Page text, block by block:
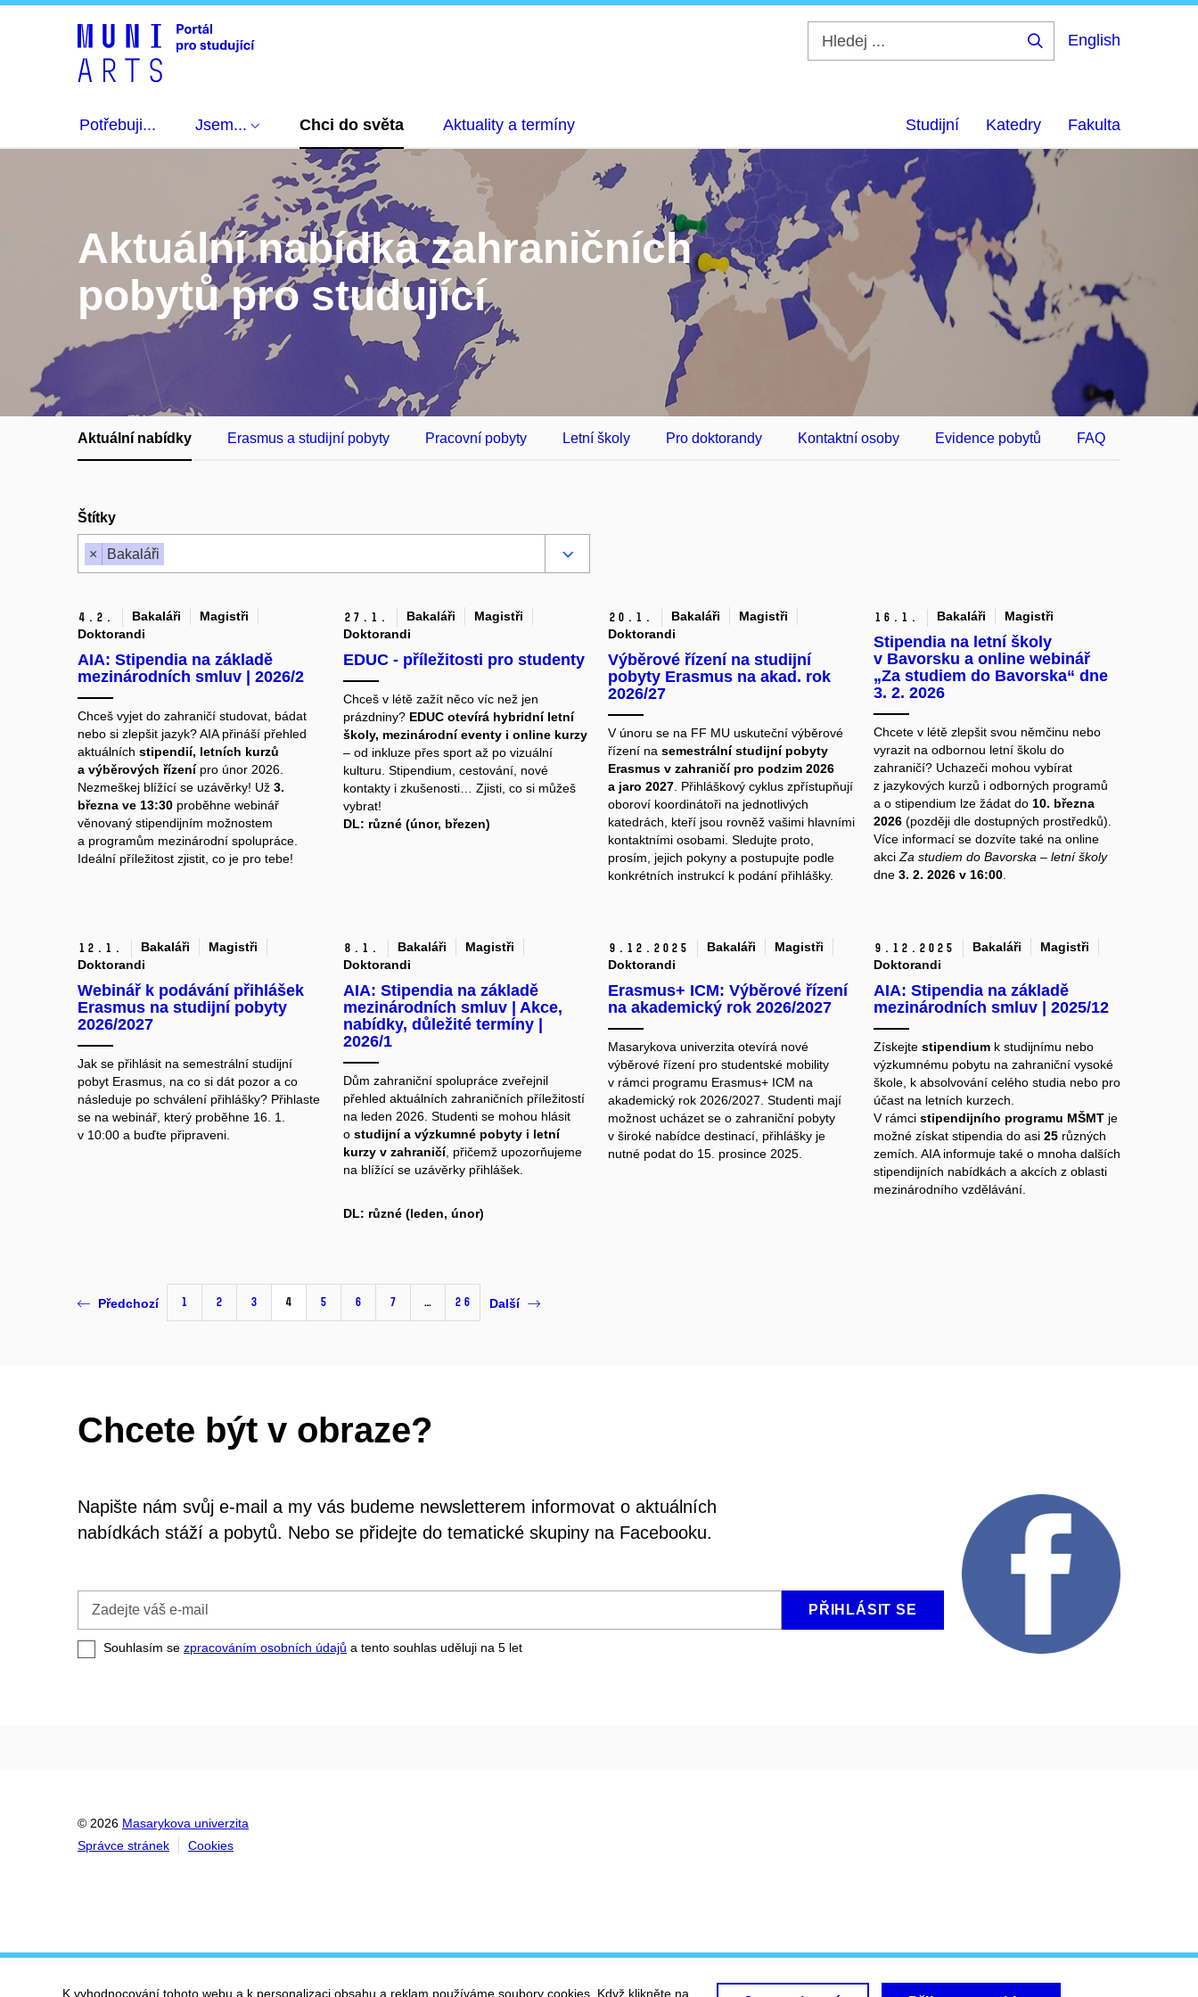
English
Potřebuji... Jsem... Chci do světa Aktuality a termíny Studijní Katedry Fakulta
Aktuální nabídka zahraničních
pobytů pro studující
Aktuální nabídky Erasmus a studijní pobyty Pracovní pobyty Letní školy Pro doktorandy Kontaktní osoby Evidence pobytů FAQ
Štítky
× Bakaláři
4. 2. Bakaláři
Magistři
Doktorandi
AIA: Stipendia na základě
mezinárodních smluv | 2026/2
Chceš vyjet do zahraničí studovat, bádat
nebo si zlepšit jazyk? AIA přináší přehled
aktuálních stipendií, letních kurzů
a výběrových řízenípro únor 2026.
Nezmeškej blížící se uzávěrky! Už 3.
března ve 13:30 proběhne webinář
věnovaný stipendijním možnostem
a programům mezinárodní spolupráce.
Ideální příležitost zjistit, co je pro tebe!
27. 1. Bakaláři
Magistři
Doktorandi
EDUC - příležitosti pro studenty
Chceš v létě zažít něco víc než jen
prázdniny? EDUC otevírá hybridní letní
školy, mezinárodní eventy i online kurzy
– od inkluze přes sport až po vizuální
kulturu. Stipendium, cestování, nové
kontakty i zkušenosti… Zjisti, co si můžeš
vybrat!
DL: různé (únor, březen)
20. 1. Bakaláři
Magistři
Doktorandi
Výběrové řízení na studijní
pobyty Erasmus na akad. rok
2026/27
V únoru se na FF MU uskuteční výběrové
řízení na semestrální studijní pobyty
Erasmus v zahraničí pro podzim 2026
a jaro 2027 . Přihláškový cyklus zpřístupňují
oboroví koordinátoři na jednotlivých
katedrách, kteří jsou rovněž vašimi hlavními
kontaktními osobami. Sledujte proto,
prosím, jejich pokyny a postupujte podle
konkrétních instrukcí k podání přihlášky.
16. 1. Bakaláři Magistři
Stipendia na letní školy
v Bavorsku a online webinář
„Za studiem do Bavorska“ dne
3. 2. 2026
Chcete v létě zlepšit svou němčinu nebo
vyrazit na odbornou letní školu do
zahraničí? Uchazeči mohou vybírat
z jazykových kurzů i odborných programů
a o stipendium lze žádat do 10. března
2026(později dle dostupných prostředků).
Více informací se dozvíte také na online
akci Za studiem do Bavorska – letní školy
dne 3. 2. 2026 v 16:00.
12. 1. Bakaláři
Magistři
Doktorandi
Webinář k podávání přihlášek
Erasmus na studijní pobyty
2026/2027
Jak se přihlásit na semestrální studijní
pobyt Erasmus, na co si dát pozor a co
následuje po schválení přihlášky? Přihlaste
se na webinář, který proběhne 16. 1.
v 10:00 a buďte připraveni.
8. 1. Bakaláři
Magistři
Doktorandi
AIA: Stipendia na základě
mezinárodních smluv | Akce,
nabídky, důležité termíny |
2026/1
Dům zahraniční spolupráce zveřejnil
přehled aktuálních zahraničních příležitostí
na leden 2026. Studenti se mohou hlásit
o studijní a výzkumné pobyty i letní
kurzy v zahraničí, přičemž upozorňujeme
na blížící se uzávěrky přihlášek.
DL: různé (leden, únor)
9. 12. 2025 Bakaláři
Magistři
Doktorandi
Erasmus+ ICM: Výběrové řízení
na akademický rok 2026/2027
Masarykova univerzita otevírá nové
výběrové řízení pro studentské mobility
v rámci programu Erasmus+ ICM na
akademický rok 2026/2027. Studenti mají
možnost ucházet se o zahraniční pobyty
v široké nabídce destinací, přihlášky je
nutné podat do 15. prosince 2025.
9. 12. 2025 Bakaláři
Magistři
Doktorandi
AIA: Stipendia na základě
mezinárodních smluv | 2025/12
Získejte stipendiumk studijnímu nebo
výzkumnému pobytu na zahraniční vysoké
škole, k absolvování celého studia nebo pro
účast na letních kurzech.
V rámci stipendijního programu MŠMTje
možné získat stipendia do asi 25různých
zemích. AIA informuje také o mnoha dalších
stipendijních nabídkách a akcích z oblasti
mezinárodního vzdělávání.
Předchozí 1 2 3 4 5 6 7 … 26 Další
Chcete být v obraze?
Napište nám svůj e-mail a my vás budeme newsletterem informovat o aktuálních
nabídkách stáží a pobytů. Nebo se přidejte do tematické skupiny na Facebooku.
Zadejte
e-
mail
PŘIHLÁSIT SE
Souhlasím se zpracováním osobních údajů a tento souhlas uděluji na 5 let
© 2026 Masarykova univerzita
Správce stránek
Cookies
K vyhodnocování tohoto webu a k personalizaci obsahu a reklam používáme soubory cookies. Když klikněte na